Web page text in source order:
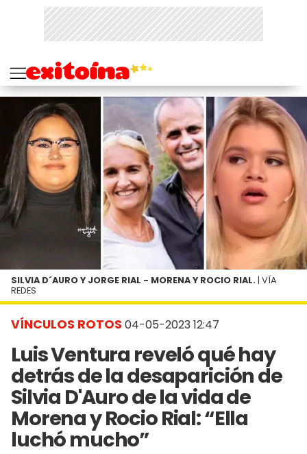
VÍNCULOS ROTOS 04-05-2023 12:47
Luis Ventura reveló qué hay
detrás de la desaparición de
Silvia D'Auro de la vida de
Morena y Rocio Rial: “Ella
luchó mucho”
SILVIA D´AURO Y JORGE RIAL - MORENA Y ROCIO RIAL. | VÍA
REDES